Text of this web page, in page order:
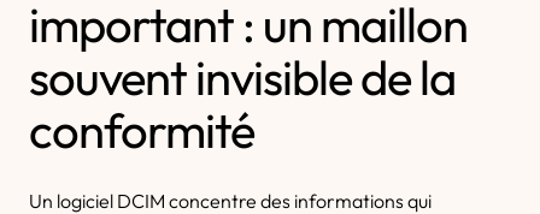
important : un maillon
souvent invisible de la
conformité
Un logiciel DCIM concentre des informations qui